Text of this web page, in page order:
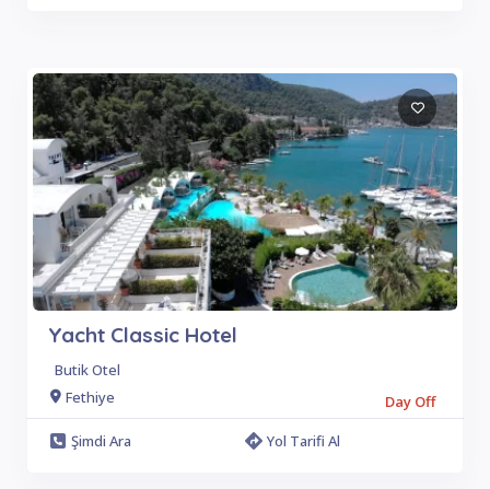
Yacht Classic Hotel
Butik Otel
Fethiye
Day Off
Şimdi Ara
Yol Tarifi Al